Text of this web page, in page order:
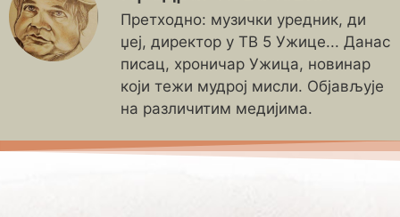
Претходно: музички уредник, ди
џеј, директор у ТВ 5 Ужице... Данас
писац, хроничар Ужица, новинар
који тежи мудрој мисли. Објављује
на различитим медијима.